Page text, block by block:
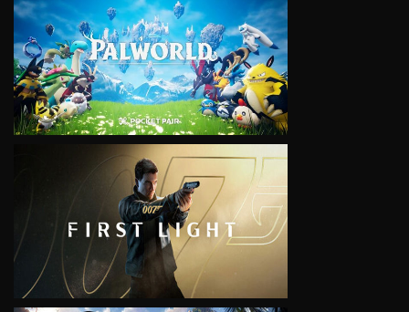
VIEW
VIEW